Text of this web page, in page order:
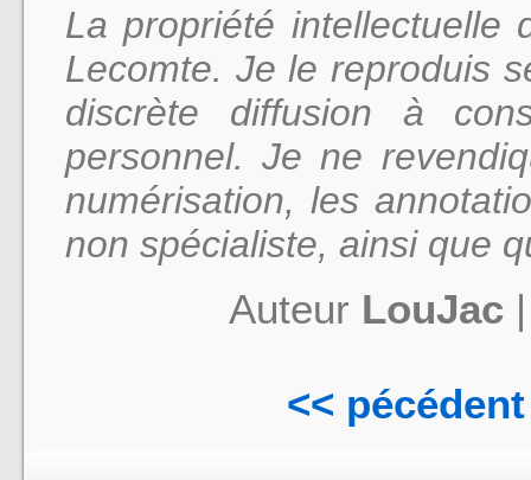
La propriété intellectuelle
Lecomte. Je le reproduis
discrète diffusion à
personnel. Je ne
numérisation, les
non spécialiste, ainsi que
Auteur LouJac
<< pécédent